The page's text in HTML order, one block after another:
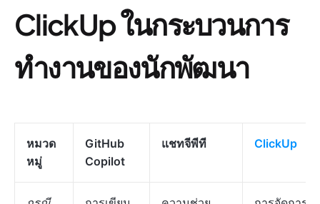
ClickUp ในกระบวนการ
ทำงานของนักพัฒนา
หมวด
หมู่
GitHub
Copilot
แชทจีพีที ClickUp